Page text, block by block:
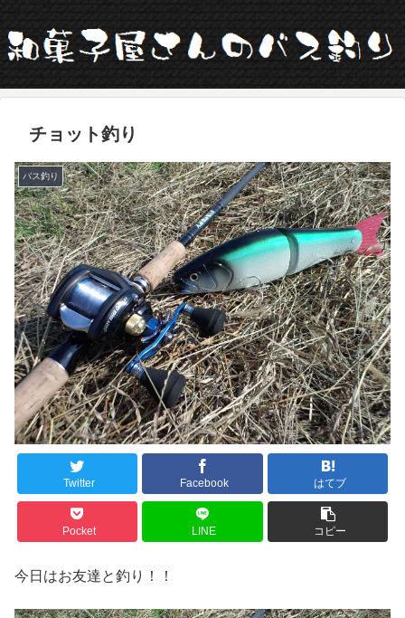
チョット釣り
バス釣り
Twitter Facebook はてブ
Pocket LINE コピー
今日はお友達と釣り！！